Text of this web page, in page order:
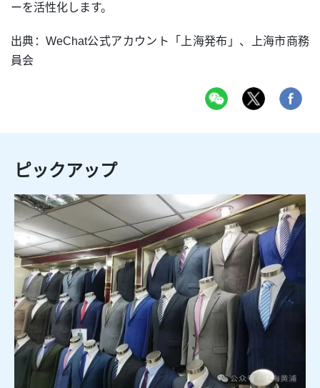
ーを活性化します。
出典：WeChat公式アカウント「上海発布」、上海市商務
員会
ピックアップ